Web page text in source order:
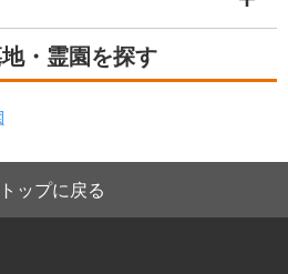
・霊園を探す
トップに戻る